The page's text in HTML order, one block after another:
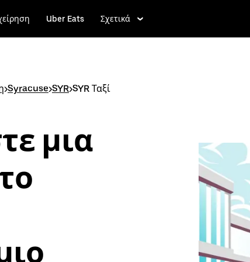
Uber Eats Σχετικά
>Syracuse>SYR>SYR Ταξί
μια